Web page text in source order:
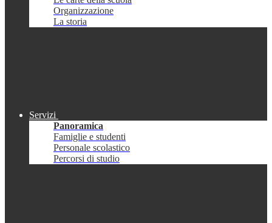
Organizzazione
La storia
Servizi
Panoramica
Famiglie e studenti
Personale scolastico
Percorsi di studio